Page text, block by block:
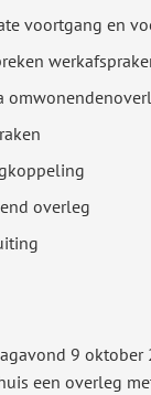
voortgang en
overleg
9 oktober
een overleg